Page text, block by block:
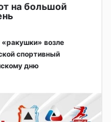
на большой
«ракушки» возле
спортивный
дню